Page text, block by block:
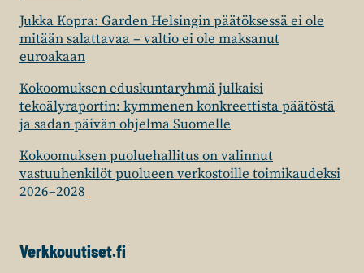
Jukka Kopra: Garden Helsingin päätöksessä ei ole
mitään salattavaa – valtio ei ole maksanut
euroakaan
Kokoomuksen eduskuntaryhmä julkaisi
tekoälyraportin: kymmenen konkreettista päätöstä
ja sadan päivän ohjelma Suomelle
Kokoomuksen puoluehallitus on valinnut
vastuuhenkilöt puolueen verkostoille toimikaudeksi
2026–2028
Verkkouutiset.fi